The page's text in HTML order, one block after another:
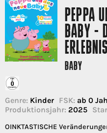
PEPPA
BABY -
BABY
Genre: Kinder FSK: ab 0
Produktionsjahr: 2025
OINKTASTISCHE